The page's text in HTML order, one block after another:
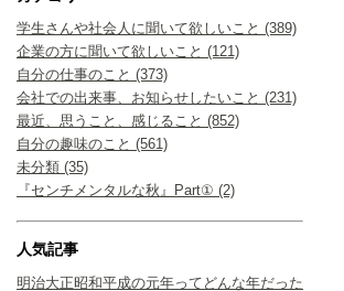
学生さんや社会人に聞いて欲しいこと (389)
企業の方に聞いて欲しいこと (121)
自分の仕事のこと (373)
会社での出来事、お知らせしたいこと (231)
最近、思うこと、感じること (852)
自分の趣味のこと (561)
未分類 (35)
『センチメンタルな秋』Part① (2)
人気記事
明治大正昭和平成の元年ってどんな年だった